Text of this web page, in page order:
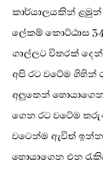
කාර්යාලයකින් ළමුන්
ලේකම් කොට්ඨාස
ගාල්ලට විතරක්
අපි රට වටේම ගිහින්
අලුතෙන්
ගෙන රට වටේම
වටෙන්ම ඇවිත්
හොයාගෙන එන